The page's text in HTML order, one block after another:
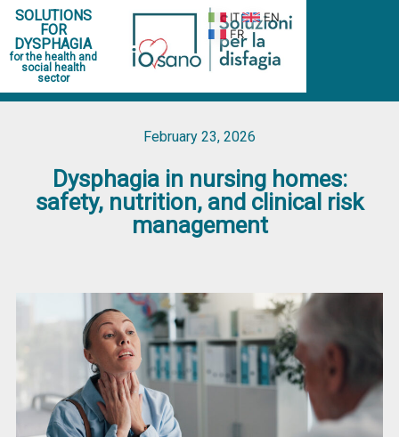
SOLUTIONS
FOR
DYSPHAGIA
for the health and
social health
sector
IT
EN
FR
February 23, 2026
Dysphagia in nursing homes:
safety, nutrition, and clinical risk
management